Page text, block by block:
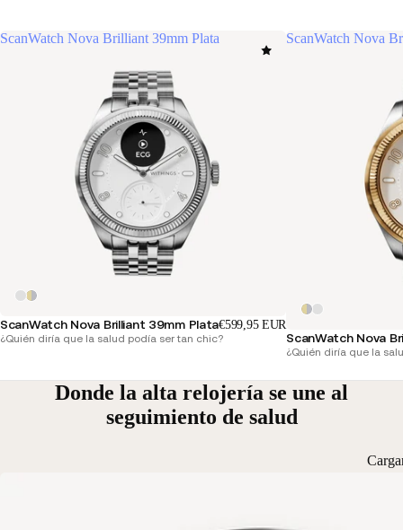
ScanWatch Nova Brilliant 39mm Plata
ScanWatch Nova Brilliant 39mm Plata€599,95 EUR
¿Quién diría que la salud podía ser tan chic?
ScanWatch Nova
ScanWatch Nova
¿Quién diría que la
Donde la alta relojería se une al
seguimiento de salud